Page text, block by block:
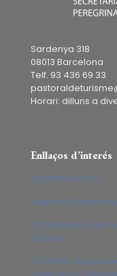
Sardenya 318
08013 Barcelona
Telf. 93 436 69 33
Horari: dilluns a
Enllaços d’interés
Catalonia Sacra
Església
Conferencia
Turismo
Conferencia